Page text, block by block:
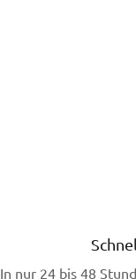
In nur 24 bis 48